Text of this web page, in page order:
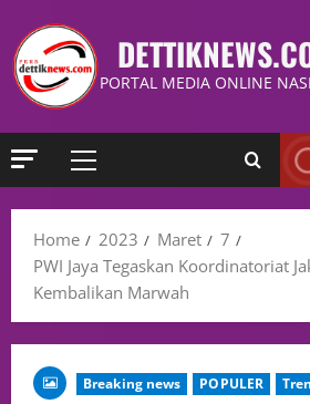
PORTAL MEDIA ONLINE
Home 2023 Maret
7
PWI Jaya Tegaskan Koordinatoriat
Kembalikan Marwah
Breaking news POPULER